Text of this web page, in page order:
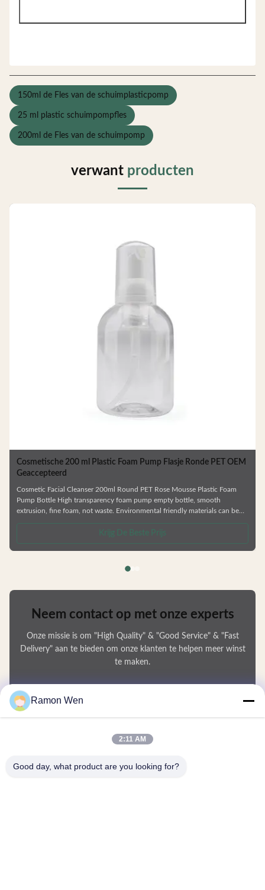
150ml de Fles van de schuimplasticpomp
25 ml plastic schuimpompfles
200ml de Fles van de schuimpomp
verwant producten
Op maat gemaakte PET-schuimpompfles van 100 ml met
siliconenborstel
White Silicone Brush Facial Cleanser Washing Mousse PET Plastic Foam
Pump Bottle Personal care empty bottle, equipped with silicone brush,
soft touch, delicate bubble, not waste. Environmental friendly materials
close, aspects of liquid pouring. —— Various types of bottles. —— Skin care
series,shower gel and shampoo bottle —— Factory direct sale. —— Colors /
Krijg De Beste Prijs
Neem contact op met onze experts
Onze missie is om "High Quality" & "Good Service" & "Fast
Delivery" aan te bieden om onze klanten te helpen meer winst
te maken.
Uw Naam
Ramon Wen
2:11 AM
Good day, what product are you looking for?